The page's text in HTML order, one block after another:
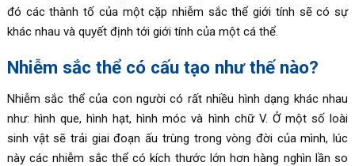
đó các thành tố của một cặp nhiễm sắc thể giới tính sẽ có sự
khác nhau và quyết định tới giới tính của một cá thể.
Nhiễm sắc thể có cấu tạo như thế nào?
Nhiễm sắc thể của con người có rất nhiều hình dạng khác nhau
như: hình que, hình hạt, hình móc và hình chữ V. Ở một số loài
sinh vật sẽ trải giai đoạn ấu trùng trong vòng đời của mình, lúc
này các nhiễm sắc thể có kích thước lớn hơn hàng nghìn lần so